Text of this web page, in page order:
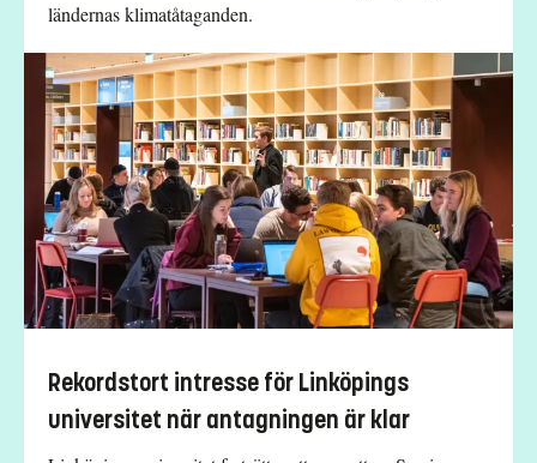
ländernas klimatåtaganden.
Rekordstort intresse för Linköpings
universitet när antagningen är klar